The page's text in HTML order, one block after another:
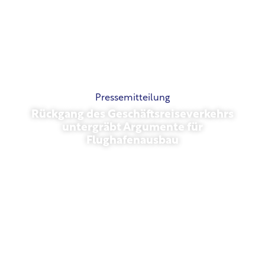
Pressemitteilung
Rückgang des Geschäftsreiseverkehrs
untergräbt Argumente für
Flughafenausbau